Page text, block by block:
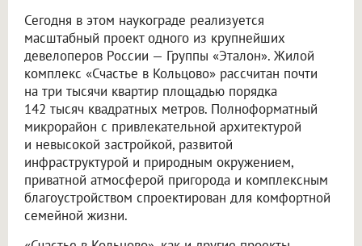
Сегодня в этом наукограде реализуется
масштабный проект одного из крупнейших
девелоперов России — Группы «Эталон». Жилой
комплекс «Счастье в Кольцово» рассчитан почти
на три тысячи квартир площадью порядка
142 тысяч квадратных метров. Полноформатный
микрорайон с привлекательной архитектурой
и невысокой застройкой, развитой
инфраструктурой и природным окружением,
приватной атмосферой пригорода и комплексным
благоустройством спроектирован для комфортной
семейной жизни.